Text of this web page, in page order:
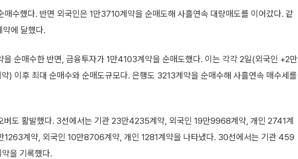
수했다. 반면 외국인은 1만3710계약을 순매도해 사흘연속 대량매도를 이어갔다. 같
에 달했다.
순매수한 반면, 금융투자가 1만4103계약을 순매도했다. 이는 각각 2일(외국인 +2만
) 이후 최대 순매수와 순매도규모다. 은행도 3213계약을 순매수해 사흘연속 매수세를
버도 활발했다. 3선에서는 기관 23만4235계약, 외국인 19만9968계약, 개인 2741계
1263계약, 외국인 10만8706계약, 개인 1281계약을 나타냈다. 30선에서는 기관 459
을 기록했다.